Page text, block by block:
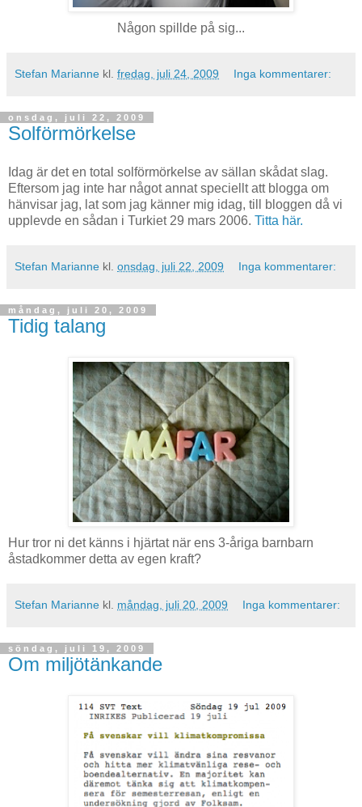
Någon spillde på sig...
Stefan Marianne kl. fredag, juli 24, 2009 Inga kommentarer:
onsdag, juli 22, 2009
Solförmörkelse
Idag är det en total solförmörkelse av sällan skådat slag.
Eftersom jag inte har något annat speciellt att blogga om
hänvisar jag, lat som jag känner mig idag, till bloggen då vi
upplevde en sådan i Turkiet 29 mars 2006. Titta här.
Stefan Marianne kl. onsdag, juli 22, 2009 Inga kommentarer:
måndag, juli 20, 2009
Tidig talang
Hur tror ni det känns i hjärtat när ens 3-åriga barnbarn
åstadkommer detta av egen kraft?
Stefan Marianne kl. måndag, juli 20, 2009 Inga kommentarer:
söndag, juli 19, 2009
Om miljötänkande